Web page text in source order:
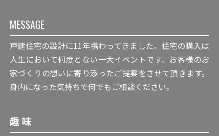
MESSAGE
戸建住宅の設計に11年携わってきました。住宅の購入は
人生において何度とない一大イベントです。お客様のお
家づくりの想いに寄り添ったご提案をさせて頂きます。
身内になった気持ちで何でもご相談ください。
趣 味